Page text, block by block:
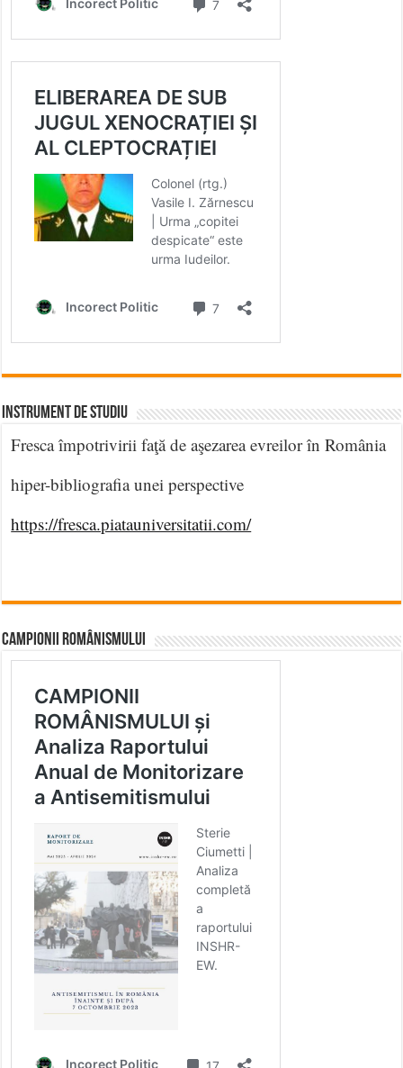
INSTRUMENT DE STUDIU
Fresca împotrivirii faţă de aşezarea evreilor în România
hiper-bibliografia unei perspective
https://fresca.piatauniversitatii.com/
CAMPIONII ROMÂNISMULUI